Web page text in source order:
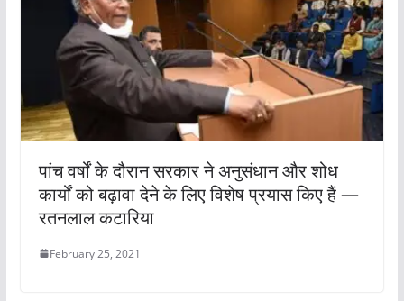
पांच वर्षों के दौरान सरकार ने अनुसंधान और शोध
कार्यों को बढ़ावा देने के लिए विशेष प्रयास किए हैं —
रतनलाल कटारिया
February 25, 2021